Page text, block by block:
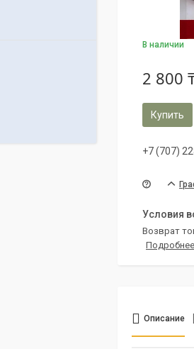
В наличии
2 800
Купить
+7 (707)
возврат
Подробнее
Описание